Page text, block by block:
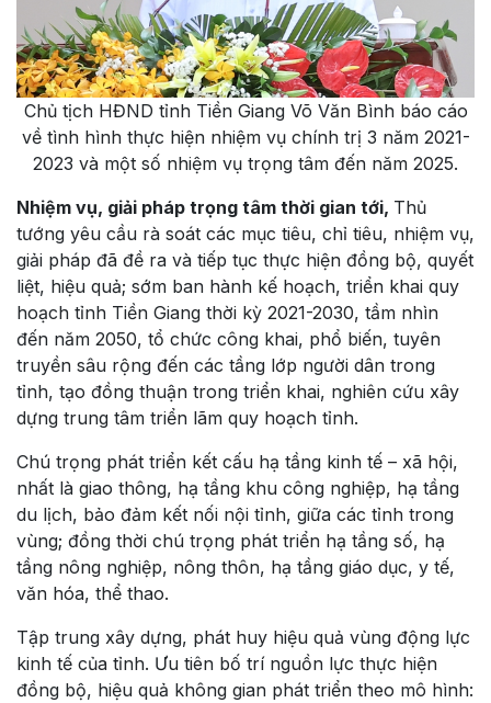
Chủ tịch HĐND tỉnh Tiền Giang Võ Văn Bình báo cáo
về tình hình thực hiện nhiệm vụ chính trị 3 năm 2021-
2023 và một số nhiệm vụ trọng tâm đến năm 2025.
Nhiệm vụ, giải pháp trọng tâm thời gian tới, Thủ
tướng yêu cầu rà soát các mục tiêu, chỉ tiêu, nhiệm vụ,
giải pháp đã đề ra và tiếp tục thực hiện đồng bộ, quyết
liệt, hiệu quả; sớm ban hành kế hoạch, triển khai quy
hoạch tỉnh Tiền Giang thời kỳ 2021-2030, tầm nhìn
đến năm 2050, tổ chức công khai, phổ biến, tuyên
truyền sâu rộng đến các tầng lớp người dân trong
tỉnh, tạo đồng thuận trong triển khai, nghiên cứu xây
dựng trung tâm triển lãm quy hoạch tỉnh.
Chú trọng phát triển kết cấu hạ tầng kinh tế – xã hội,
nhất là giao thông, hạ tầng khu công nghiệp, hạ tầng
du lịch, bảo đảm kết nối nội tỉnh, giữa các tỉnh trong
vùng; đồng thời chú trọng phát triển hạ tầng số, hạ
tầng nông nghiệp, nông thôn, hạ tầng giáo dục, y tế,
văn hóa, thể thao.
Tập trung xây dựng, phát huy hiệu quả vùng động lực
kinh tế của tỉnh. Ưu tiên bố trí nguồn lực thực hiện
đồng bộ, hiệu quả không gian phát triển theo mô hình: